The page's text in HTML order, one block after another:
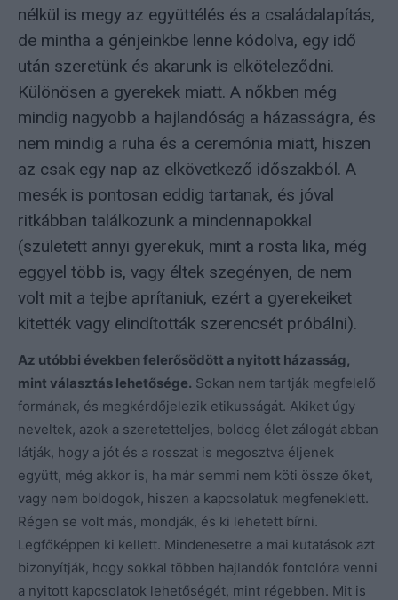
nélkül is megy az együttélés és a családalapítás,
de mintha a génjeinkbe lenne kódolva, egy idő
után szeretünk és akarunk is elköteleződni.
Különösen a gyerekek miatt. A nőkben még
mindig nagyobb a hajlandóság a házasságra, és
nem mindig a ruha és a ceremónia miatt, hiszen
az csak egy nap az elkövetkező időszakból. A
mesék is pontosan eddig tartanak, és jóval
ritkábban találkozunk a mindennapokkal
(született annyi gyerekük, mint a rosta lika, még
eggyel több is, vagy éltek szegényen, de nem
volt mit a tejbe aprítaniuk, ezért a gyerekeiket
kitették vagy elindították szerencsét próbálni).
Az utóbbi években felerősödött a nyitott házasság,
mint választás lehetősége. Sokan nem tartják megfelelő
formának, és megkérdőjelezik etikusságát. Akiket úgy
neveltek, azok a szeretetteljes, boldog élet zálogát abban
látják, hogy a jót és a rosszat is megosztva éljenek
együtt, még akkor is, ha már semmi nem köti össze őket,
vagy nem boldogok, hiszen a kapcsolatuk megfeneklett.
Régen se volt más, mondják, és ki lehetett bírni.
Legfőképpen ki kellett. Mindenesetre a mai kutatások azt
bizonyítják, hogy sokkal többen hajlandók fontolóra venni
a nyitott kapcsolatok lehetőségét, mint régebben. Mit is